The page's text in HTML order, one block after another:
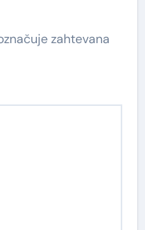
zahtevana